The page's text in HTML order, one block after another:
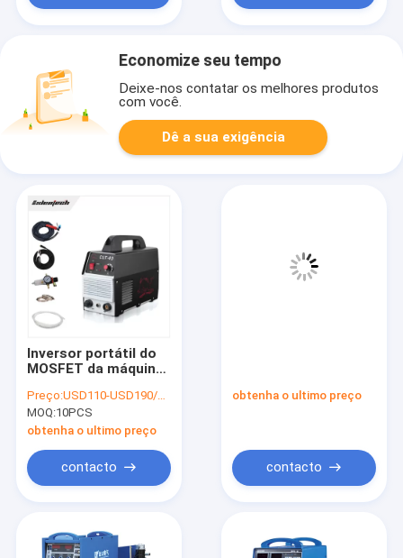
Economize seu tempo
Deixe-nos contatar os melhores produtos
com você.
Dê a sua exigência
Inversor portátil do
MOSFET da máquina
plasma da fase
monofásica
Preço:USD110-USD190/PC
MOQ:10PCS
obtenha o ultimo preço
contacto
obtenha o ultimo preço
contacto